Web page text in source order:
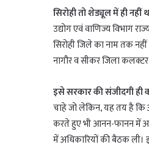
सिरोही तो शेड्यूल में ही नहीं
उद्योग एवं वाणिज्य विभाग
सिरोही जिले का नाम तक
नागौर व सीकर जिला कलक्टर
इसे सरकार की संजीदगी ही
चाहे जो लेकिन, यह तय है कि
करते हुए भी आनन-फानन में
में अधिकारियों की बैठक ली।